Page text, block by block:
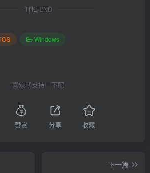
THE END
iOS
Windows
喜欢就支持一下吧
赞赏 分享 收藏
下一篇